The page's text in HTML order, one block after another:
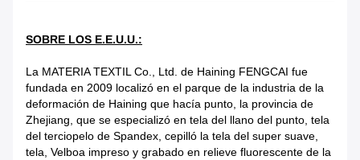
SOBRE LOS E.E.U.U.:
La MATERIA TEXTIL Co., Ltd. de Haining FENGCAI fue
fundada en 2009 localizó en el parque de la industria de la
deformación de Haining que hacía punto, la provincia de
Zhejiang, que se especializó en tela del llano del punto, tela
del terciopelo de Spandex, cepilló la tela del super suave,
tela, Velboa impreso y grabado en relieve fluorescente de la